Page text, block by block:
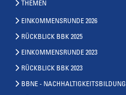
THEMEN
EINKOMMENSRUNDE 2026
RÜCKBLICK BBK 2025
EINKOMMENSRUNDE 2023
RÜCKBLICK BBK 2023
BBNE - NACHHALTIGKEITSBILDUNG